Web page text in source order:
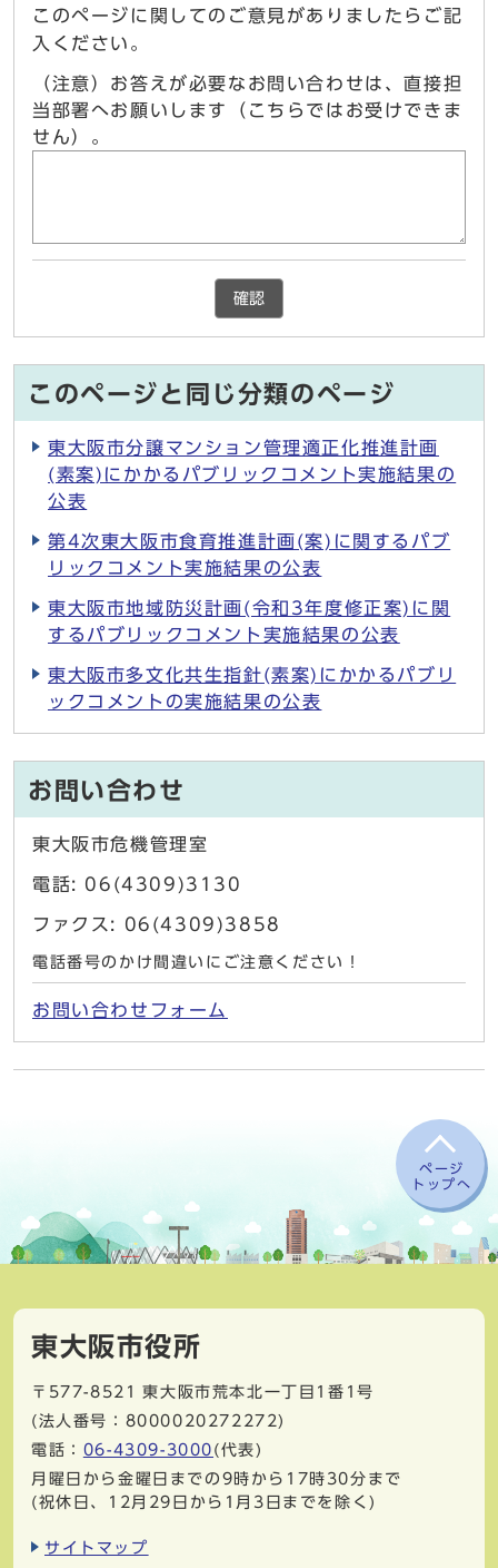
このページに関してのご意見がありましたらご記
入ください。
（注意）お答えが必要なお問い合わせは、直接担
当部署へお願いします（こちらではお受けできま
せん）。
確認
このページと同じ分類のページ
東大阪市分譲マンション管理適正化推進計画
(素案)にかかるパブリックコメント実施結果の
公表
第4次東大阪市食育推進計画(案)に関するパブ
リックコメント実施結果の公表
東大阪市地域防災計画(令和3年度修正案)に関
するパブリックコメント実施結果の公表
東大阪市多文化共生指針(素案)にかかるパブリ
ックコメントの実施結果の公表
お問い合わせ
東大阪市危機管理室
電話: 06(4309)3130
ファクス: 06(4309)3858
電話番号のかけ間違いにご注意ください！
お問い合わせフォーム
ページ
トップへ
東大阪市役所
〒577-8521
東大阪市荒本北一丁目1番1号
(法人番号：8000020272272)
電話： 06-4309-3000 (代表)
月曜日から金曜日までの9時から17時30分まで
(祝休日、12月29日から1月3日までを除く)
サイトマップ